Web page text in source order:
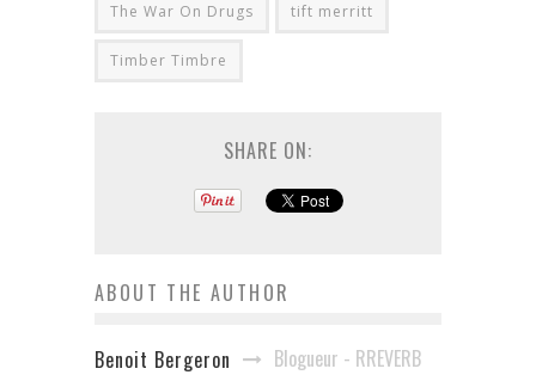
The War On Drugs tift merritt
Timber Timbre
SHARE ON:
ABOUT THE AUTHOR
Benoit Bergeron Blogueur - RREVERB